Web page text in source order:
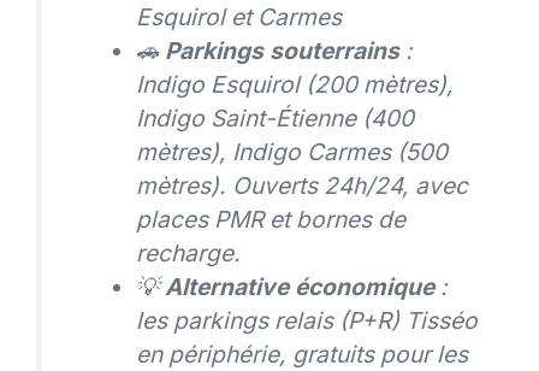
Esquirol et Carmes
🚗 Parkings souterrains:
Indigo Esquirol (200 mètres),
Indigo Saint-Étienne (400
mètres), Indigo Carmes (500
mètres). Ouverts 24h/24, avec
places PMR et bornes de
recharge.
💡Alternative économique:
les parkings relais (P+R) Tisséo
en périphérie, gratuits pour les